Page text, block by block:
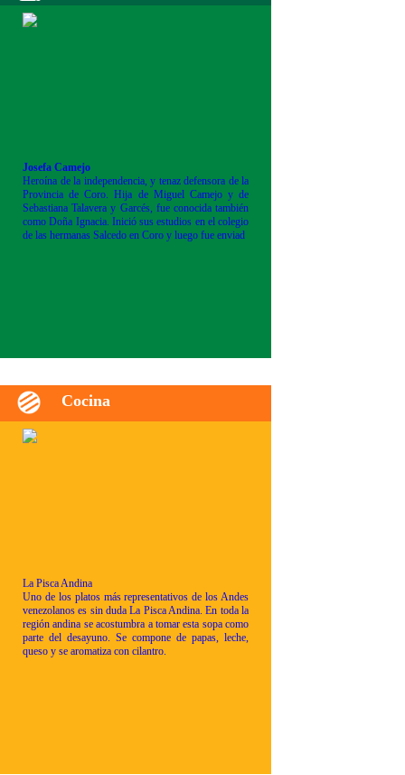
Josefa Camejo
Heroína de la independencia, y tenaz defensora de la
Provincia de Coro. Hija de Miguel Camejo y de
Sebastiana Talavera y Garcés, fue conocida también
como Doña Ignacia. Inició sus estudios en el colegio
de las hermanas Salcedo en Coro y luego fue enviad
Cocina
La Pisca Andina
Uno de los platos más representativos de los Andes
venezolanos es sin duda La Pisca Andina. En toda la
región andina se acostumbra a tomar esta sopa como
parte del desayuno. Se compone de papas, leche,
queso y se aromatiza con cilantro.